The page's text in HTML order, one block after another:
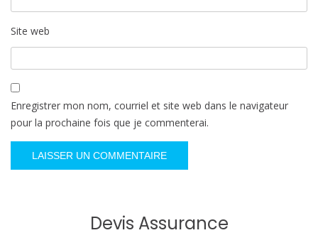
Site web
Enregistrer mon nom, courriel et site web dans le navigateur
pour la prochaine fois que je commenterai.
Devis Assurance